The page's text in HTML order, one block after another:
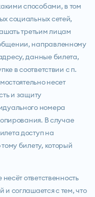
способами, в том
социальных сетей,
третьим лицам
направленному
данные билета,
в соответствии с п.
несет
и защиту
номера
В случае
доступ на
билету, который
ответственность
и соглашается с тем, что